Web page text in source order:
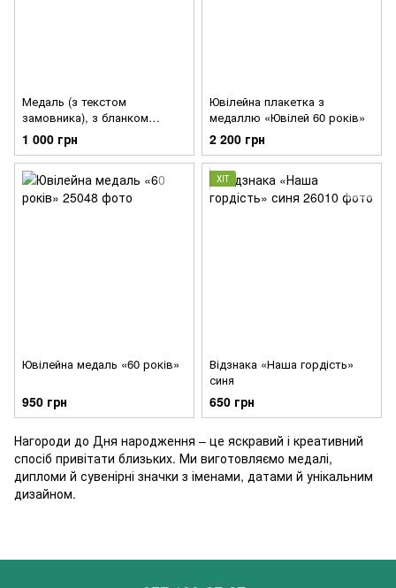
Медаль (з текстом
замовника), з бланком
посвідчення
1 000 грн
Ювілейна плакетка з
медаллю «Ювілей 60 років»
2 200 грн
Ювілейна медаль «60 років»
950 грн
ХІТ
Відзнака «Наша гордість»
синя
650 грн
Нагороди до Дня народження – це яскравий і креативний
спосіб привітати близьких. Ми виготовляємо медалі,
дипломи й сувенірні значки з іменами, датами й унікальним
дизайном.